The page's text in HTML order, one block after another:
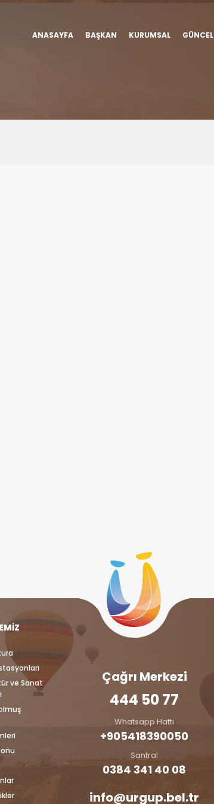
ANASAYFA BAŞKAN KURUMSAL GÜNCEL
ve Sanat
Çağrı Merkezi
444 50 77
Whatsapp Hattı
+905418390050‬
Santral
0384 341 40 08
info@urgup.bel.tr